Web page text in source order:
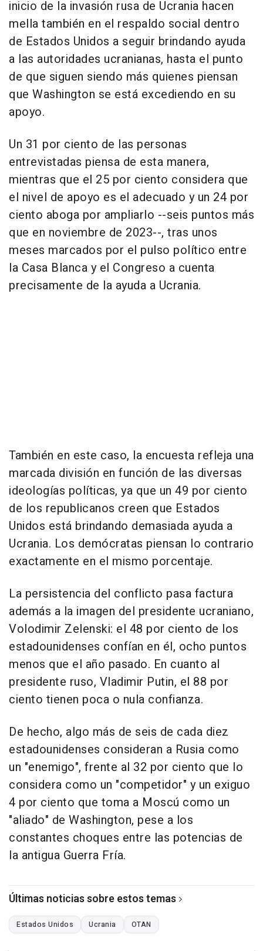
inicio de la invasión rusa de Ucrania hacen
mella también en el respaldo social dentro
de Estados Unidos a seguir brindando ayuda
a las autoridades ucranianas, hasta el punto
de que siguen siendo más quienes piensan
que Washington se está excediendo en su
apoyo.
Un 31 por ciento de las personas
entrevistadas piensa de esta manera,
mientras que el 25 por ciento considera que
el nivel de apoyo es el adecuado y un 24 por
ciento aboga por ampliarlo --seis puntos más
que en noviembre de 2023--, tras unos
meses marcados por el pulso político entre
la Casa Blanca y el Congreso a cuenta
precisamente de la ayuda a Ucrania.
También en este caso, la encuesta refleja una
marcada división en función de las diversas
ideologías políticas, ya que un 49 por ciento
de los republicanos creen que Estados
Unidos está brindando demasiada ayuda a
Ucrania. Los demócratas piensan lo contrario
exactamente en el mismo porcentaje.
La persistencia del conflicto pasa factura
además a la imagen del presidente ucraniano,
Volodimir Zelenski: el 48 por ciento de los
estadounidenses confían en él, ocho puntos
menos que el año pasado. En cuanto al
presidente ruso, Vladimir Putin, el 88 por
ciento tienen poca o nula confianza.
De hecho, algo más de seis de cada diez
estadounidenses consideran a Rusia como
un "enemigo", frente al 32 por ciento que lo
considera como un "competidor" y un exiguo
4 por ciento que toma a Moscú como un
"aliado" de Washington, pese a los
constantes choques entre las potencias de
la antigua Guerra Fría.
Últimas noticias sobre estos temas
Estados Unidos Ucrania OTAN